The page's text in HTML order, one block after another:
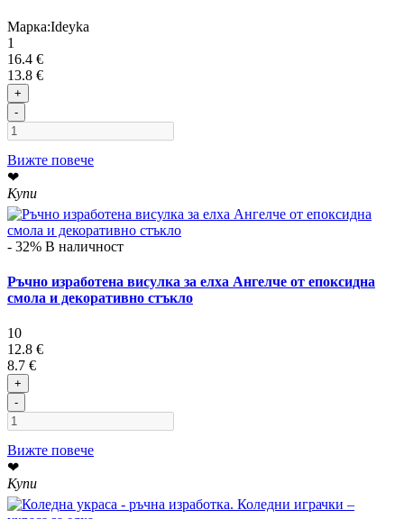
Марка:Ideyka
1
16.4 €
13.8 €
+
-
Вижте повече
❤
Купи
- 32% В наличност
Ръчно изработена висулка за елха Ангелче от епоксидна
смола и декоративно стъкло
10
12.8 €
8.7 €
+
-
Вижте повече
❤
Купи